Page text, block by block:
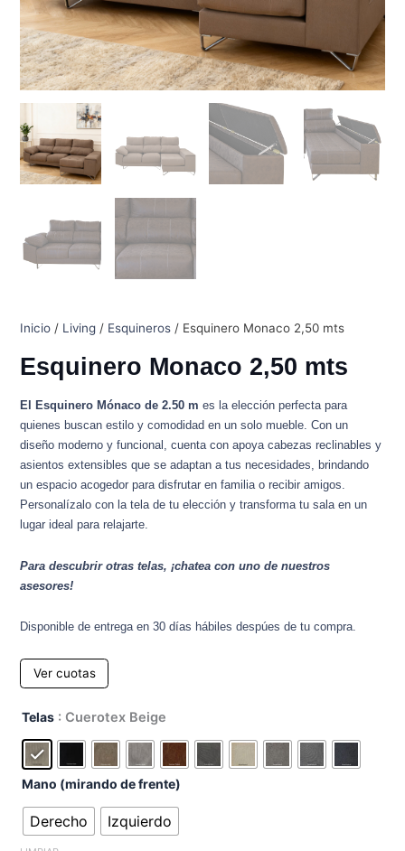
Inicio / Living / Esquineros / Esquinero Monaco 2,50 mts
Esquinero Monaco 2,50 mts
El Esquinero Mónaco de 2.50 m es la elección perfecta para
quienes buscan estilo y comodidad en un solo mueble. Con un
diseño moderno y funcional, cuenta con apoya cabezas reclinables y
asientos extensibles que se adaptan a tus necesidades, brindando
un espacio acogedor para disfrutar en familia o recibir amigos.
Personalízalo con la tela de tu elección y transforma tu sala en un
lugar ideal para relajarte.
Para descubrir otras telas, ¡chatea con uno de nuestros
asesores!
Disponible de entrega en 30 días hábiles despúes de tu compra.
Ver cuotas
Telas : Cuerotex Beige
Mano (mirando de frente)
Derecho Izquierdo
Esquinero
2,50
mts
cantidad